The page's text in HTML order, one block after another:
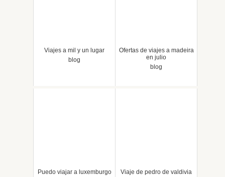
Viajes a mil y un lugar
blog
Ofertas de viajes a madeira
en julio
blog
Puedo viajar a luxemburgo
Viaje de pedro de valdivia